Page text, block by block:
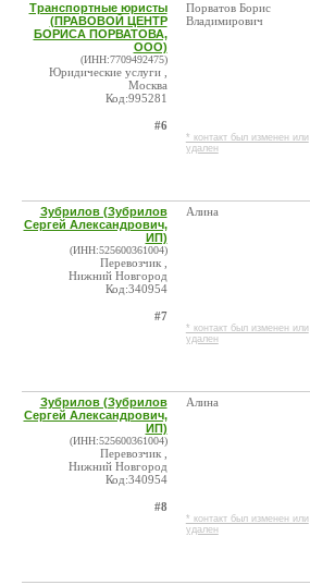
Транспортные юристы
(ПРАВОВОЙ ЦЕНТР
БОРИСА ПОРВАТОВА,
ООО)
(ИНН:7709492475)
Юридические услуги ,
Москва
Код:995281
#6
Порватов Борис
Владимирович
* контакт был изменен или
удален
Зубрилов (Зубрилов
Сергей Александрович,
ИП)
(ИНН:525600361004)
Перевозчик ,
Нижний Новгород
Код:340954
#7
Алина
* контакт был изменен или
удален
Зубрилов (Зубрилов
Сергей Александрович,
ИП)
(ИНН:525600361004)
Перевозчик ,
Нижний Новгород
Код:340954
#8
Алина
* контакт был изменен или
удален